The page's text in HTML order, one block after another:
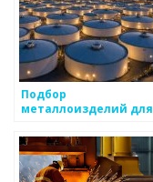
Подбор
металлоизделий для